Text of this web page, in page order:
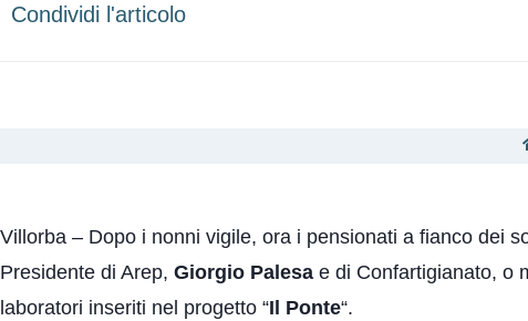
Condividi l'articolo
Villorba – Dopo i nonni vigile, ora i pensionati a fianco dei
Presidente di Arep, Giorgio Palesa e di Confartigianato, o
laboratori inseriti nel progetto “Il Ponte“.